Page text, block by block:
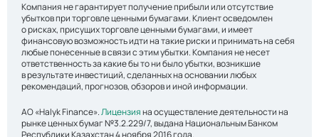
Компания не гарантирует получение прибыли или отсутствие
убытков при торговле ценными бумагами. Клиент осведомлен
о рисках, присущих торговле ценными бумагами, и имеет
финансовую возможность идти на такие риски и принимать на себя
любые понесенные в связи с этим убытки. Компания не несет
ответственность за какие бы то ни было убытки, возникшие
в результате инвестиций, сделанных на основании любых
рекомендаций, прогнозов, обзоров и иной информации.
АО «Halyk Finance».Лицензияна осуществление деятельности на
рынке ценных бумаг №3.2.229/7, выдана Национальным Банком